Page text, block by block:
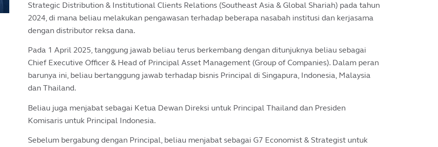
Strategic Distribution & Institutional Clients Relations (Southeast Asia & Global Shariah) pada tahun
2024, di mana beliau melakukan pengawasan terhadap beberapa nasabah institusi dan kerjasama
dengan distributor reksa dana.
Pada 1 April 2025, tanggung jawab beliau terus berkembang dengan ditunjuknya beliau sebagai
Chief Executive Officer & Head of Principal Asset Management (Group of Companies). Dalam peran
barunya ini, beliau bertanggung jawab terhadap bisnis Principal di Singapura, Indonesia, Malaysia
dan Thailand.
Beliau juga menjabat sebagai Ketua Dewan Direksi untuk Principal Thailand dan Presiden
Komisaris untuk Principal Indonesia.
Sebelum bergabung dengan Principal, beliau menjabat sebagai G7 Economist & Strategist untuk